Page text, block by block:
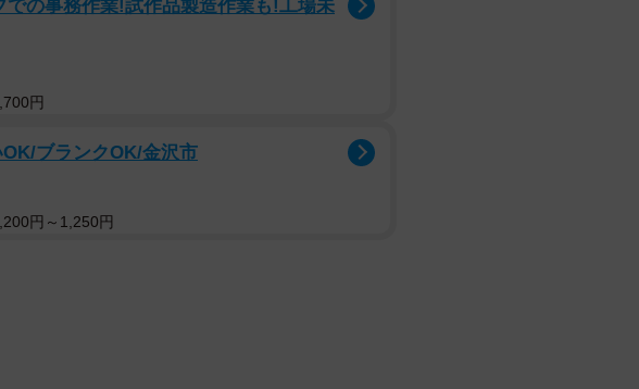
。ステーキといえば、分厚い肉を思い浮かべが
が大きな特徴。そして、レモン果汁を使うこと
すい。
「ふらんす亭」
の事務作業!試作品製造作業も!工場未
円
ブランクOK/金沢市
円～1,250円